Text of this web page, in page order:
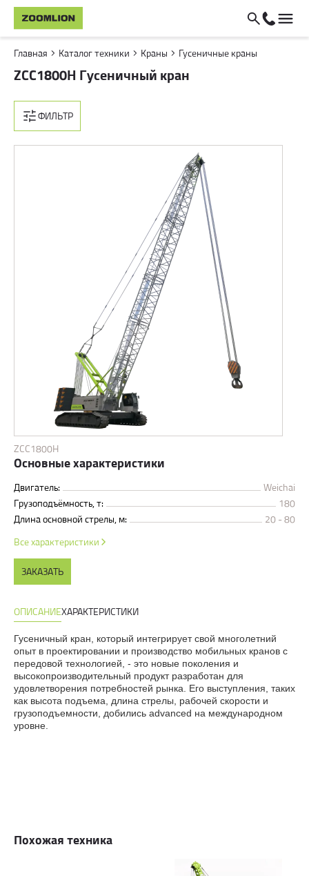
Главная Каталог техники Краны Гусеничные краны
ZCC1800H Гусеничный кран
ФИЛЬТР
ZCC1800H
Основные характеристики
Двигатель:
Weichai
Грузоподъёмность, т:
180
Длина основной стрелы, м:
20 - 80
Все характеристики
ЗАКАЗАТЬ
ОПИСАНИЕХАРАКТЕРИСТИКИ
Гусеничный кран, который интегрирует свой многолетний
опыт в проектировании и производство мобильных кранов с
передовой технологией, - это новые поколения и
высокопроизводительный продукт разработан для
удовлетворения потребностей рынка. Его выступления, таких
как высота подъема, длина стрелы, рабочей скорости и
грузоподъемности, добились advanced на международном
уровне.
Похожая техника